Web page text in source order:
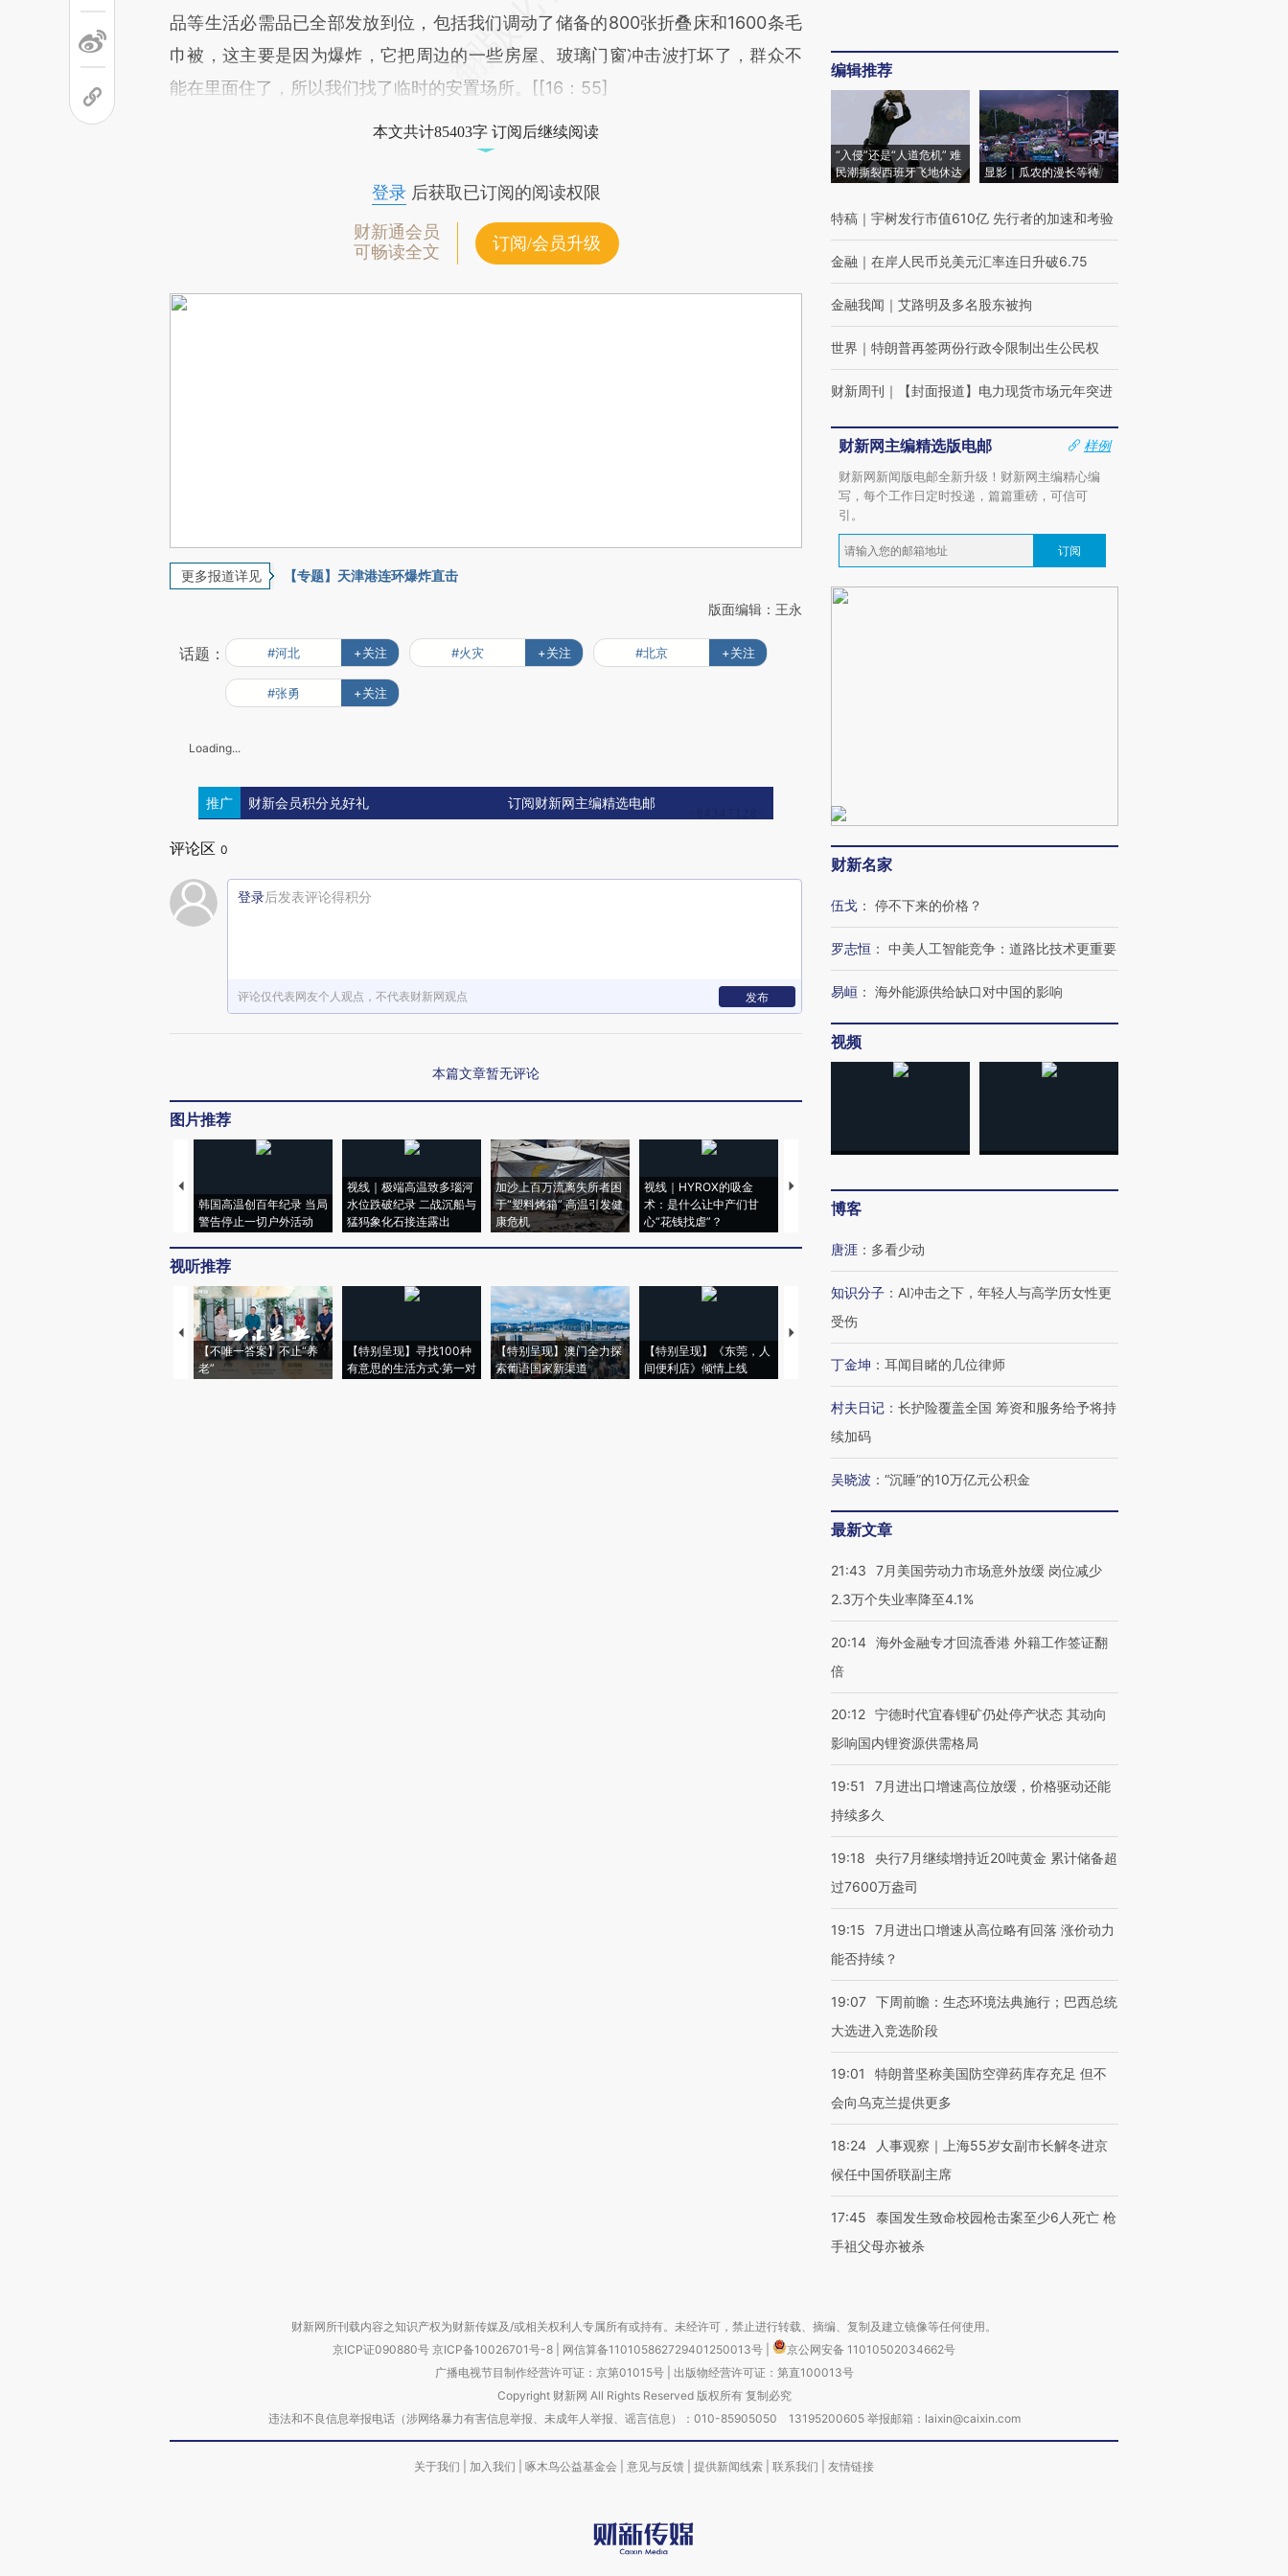
品等生活必需品已全部发放到位，包括我们调动了储备的800张折叠床和1600条毛
巾被，这主要是因为爆炸，它把周边的一些房屋、玻璃门窗冲击波打坏了，群众不
能在里面住了，所以我们找了临时的安置场所。[[16：55]
本文共计85403字 订阅后继续阅读
登录后获取已订阅的阅读权限
财新通会员
可畅读全文
订阅/会员升级
更多报道详见 【专题】天津港连环爆炸直击
版面编辑：王永
话题： #河北 +关注 #火灾 +关注 #北京 +关注
#张勇 +关注
Loading...
推广 财新会员积分兑好礼 订阅财新网主编精选电邮
评论区 0
登录后发表评论得积分
评论仅代表网友个人观点，不代表财新网观点 发布
本篇文章暂无评论
图片推荐
韩国高温创百年纪录 当局
警告停止一切户外活动
视线｜极端高温致多瑙河
水位跌破纪录 二战沉船与
猛犸象化石接连露出
加沙上百万流离失所者困
于“塑料烤箱” 高温引发健
康危机
视线｜HYROX的吸金
术：是什么让中产们甘
心“花钱找虐”？
马航飞行员跨国走私7万
粒摇头丸 尿检体内含3种
视线｜被称为“蟑螂”的印
视线｜“入侵”还是“人道危
视听推荐
【不唯一答案】不止“养
老”
【特别呈现】寻找100种
有意思的生活方式·第一对
【特别呈现】澳门全力探
索葡语国家新渠道
【特别呈现】《东莞，人
间便利店》倾情上线
【推广】走进第四届链博
有意思的生活方式·第三对
编辑推荐
“入侵”还是“人道危机” 难
民潮撕裂西班牙飞地休达
显影｜瓜农的漫长等待
特稿 ｜ 宇树发行市值610亿 先行者的加速和考验
金融 ｜ 在岸人民币兑美元汇率连日升破6.75
金融我闻 ｜ 艾路明及多名股东被拘
世界 ｜ 特朗普再签两份行政令限制出生公民权
财新周刊 ｜ 【封面报道】电力现货市场元年突进
财新网主编精选版电邮
样例
财新网新闻版电邮全新升级！财新网主编精心编
写，每个工作日定时投递，篇篇重磅，可信可
引。
订阅
财新名家
伍戈 ： 停不下来的价格？
罗志恒 ： 中美人工智能竞争：道路比技术更重要
易峘 ： 海外能源供给缺口对中国的影响
视频
博客
唐涯 ： 多看少动
知识分子 ： AI冲击之下，年轻人与高学历女性更
受伤
丁金坤 ： 耳闻目睹的几位律师
村夫日记 ： 长护险覆盖全国 筹资和服务给予将持
续加码
吴晓波 ： “沉睡”的10万亿元公积金
最新文章
21:43
7月美国劳动力市场意外放缓 岗位减少
2.3万个失业率降至4.1%
20:14 海外金融专才回流香港 外籍工作签证翻
倍
20:12 宁德时代宜春锂矿仍处停产状态 其动向
影响国内锂资源供需格局
19:51
7月进出口增速高位放缓，价格驱动还能
持续多久
19:18
央行7月继续增持近20吨黄金 累计储备超
过7600万盎司
19:15
7月进出口增速从高位略有回落 涨价动力
能否持续？
19:07 下周前瞻：生态环境法典施行；巴西总统
大选进入竞选阶段
19:01
特朗普坚称美国防空弹药库存充足 但不
会向乌克兰提供更多
18:24
人事观察｜上海55岁女副市长解冬进京
候任中国侨联副主席
17:45
泰国发生致命校园枪击案至少6人死亡 枪
手祖父母亦被杀
财新网所刊载内容之知识产权为财新传媒及/或相关权利人专属所有或持有。未经许可，禁止进行转载、摘编、复制及建立镜像等任何使用。
京ICP证090880号 京ICP备10026701号-8 网信算备110105862729401250013号
京公网安备 11010502034662号
广播电视节目制作经营许可证：京第01015号| 出版物经营许可证：第直100013号
Copyright 财新网 All Rights Reserved 版权所有 复制必究
违法和不良信息举报电话（涉网络暴力有害信息举报、未成年人举报、谣言信息）：010-85905050 13195200605 举报邮箱：laixin@caixin.com
关于我们 加入我们 啄木鸟公益基金会 意见与反馈 提供新闻线索 联系我们 友情链接